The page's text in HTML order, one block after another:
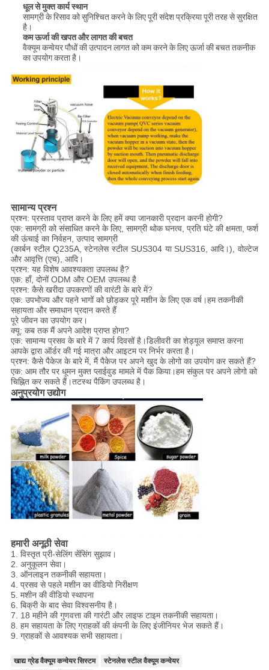
धूल से मुक्त कार्य स्थान
सामग्री के रिसाव को सुनिश्चित करने के लिए पूरी संदेश प्रक्रिया पूरी तरह से सुरक्षित
है।
कम ऊर्जा की खपत और लागत की बचत
वैक्यूम कन्वेयर पौधों की उत्पादन लागत को कम करने के लिए ऊर्जा की बचत तकनीक
का उपयोग करता है।
सामान्य प्रश्न
प्रश्न: प्रस्ताव प्राप्त करने के लिए हमें क्या जानकारी प्रदान करनी होगी?
एक: सामग्री को संसाधित करने के लिए, सामग्री थोक घनत्व, प्रति घंटे की क्षमता, फर्श
की ऊंचाई का निर्वहन, उत्पाद सामग्री
(कार्बन स्टील Q235A, स्टेनलेस स्टील SUS304 या SUS316, आदि।), वोल्टेज
और आवृत्ति (एच), आदि।
प्रश्न: यह विशेष आवश्यकता उपलब्ध है?
एक: हाँ, दोनों ODM और OEM उपलब्ध है
प्रश्न: कैसे खरीदा उपकरणों की वारंटी के बारे में?
एक: उपभोज्य और पहने भागों को छोड़कर पूरे मशीन के लिए एक वर्ष।हम तकनीकी
सहायता और समाधान प्रदान करते हैं
पूरे जीवन का उपयोग कर।
क्यू: कब तक मैं अपने आदेश प्राप्त होगा?
एक: सामान्य प्रसव के बारे में 7 कार्य दिवसों है।डिलीवरी का शेड्यूल समाप्त करना
आपके द्वारा ऑर्डर की गई मात्रा और आइटम पर निर्भर करता है।
प्रश्न: कैसे पैकेज के बारे में, मैं पैकेज पर अपने खुद के लोगो का उपयोग कर सकते हैं?
एक: आम तौर पर धूमन मुक्त प्लाईवुड मामले में पैक किया।हम संकुल पर अपने लोगो को
चिह्नित कर सकते हैं।तटस्थ पैकिंग उपलब्ध है।
अनुप्रयोग उद्योग
हमारी अनूठी सेवा
1. विस्तृत प्री-सेलिंग सेंसिंग सुझाव।
2. अनुकूलन सेवा।
3. ऑनलाइन तकनीकी सहायता।
4. प्रसव से पहले मशीन का वीडियो निरीक्षण
5. मशीन की वीडियो स्थापना
6. बिक्री के बाद सेवा विश्वसनीय है।
7. 18 महीने की गुणवत्ता की गारंटी और लाइफ टाइम तकनीकी सहायता।
8. हम सहायता के लिए ग्राहकों की कंपनी के लिए इंजीनियर भेज सकते हैं।
9. ग्राहकों से आवश्यक सभी सहायता।
खाद्य ग्रेड वैक्यूम कन्वेयर सिस्टम
स्टेनलेस स्टील वैक्यूम कन्वेयर